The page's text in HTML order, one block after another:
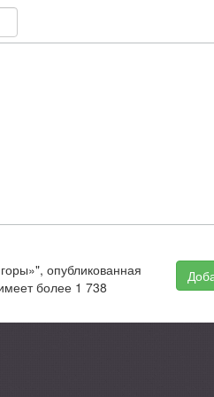
опубликованная
более 1 738